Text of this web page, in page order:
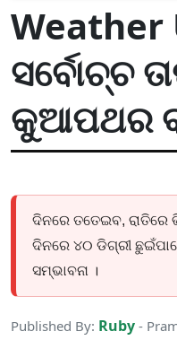
Weather
ସର୍ବୋଚ୍ଚ
କୁଆପଥର
ଦିନରେ ତତେଇବ, ରାତିରେ
ଦିନରେ ୪୦ ଡିଗ୍ରୀ
ସମ୍ଭାବନା ।
Published By: Ruby -